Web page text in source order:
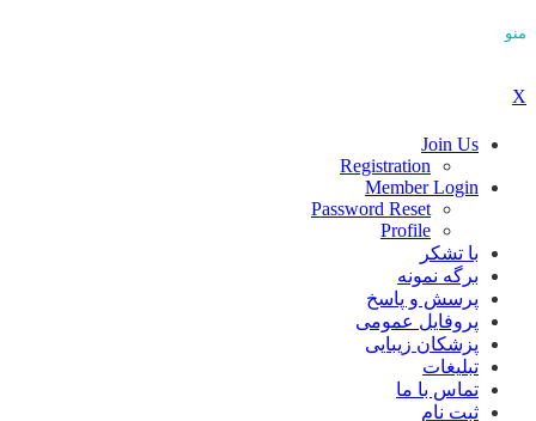
منو
X
Join Us
Registration
Member Login
Password Reset
Profile
با تشکر
برگه نمونه
پرسش و پاسخ
پروفایل عمومی
پزشکان زیبایی
تبلیغات
تماس با ما
ثبت نام